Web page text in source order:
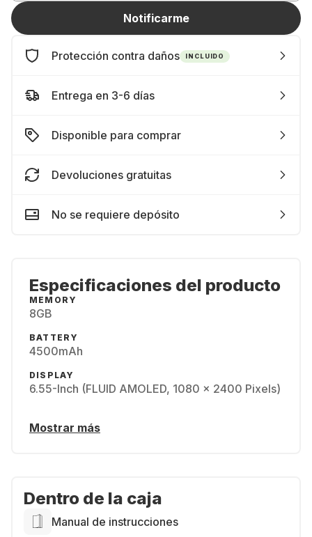
Notificarme
Protección contra daños INCLUIDO
Entrega en 3-6 días
Disponible para comprar
Devoluciones gratuitas
No se requiere depósito
Especificaciones del producto
MEMORY
8GB
BATTERY
4500mAh
DISPLAY
6.55-Inch (FLUID AMOLED, 1080 x 2400 Pixels)
Mostrar más
Dentro de la caja
Manual de instrucciones